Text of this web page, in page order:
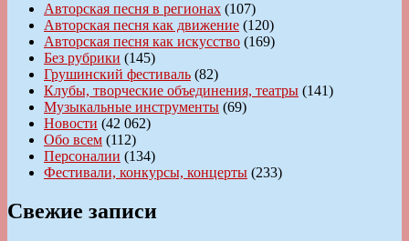
Авторская песня в регионах (107)
Авторская песня как движение (120)
Авторская песня как искусство (169)
Без рубрики (145)
Грушинский фестиваль (82)
Клубы, творческие объединения, театры (141)
Музыкальные инструменты (69)
Новости (42 062)
Обо всем (112)
Персоналии (134)
Фестивали, конкурсы, концерты (233)
Свежие записи